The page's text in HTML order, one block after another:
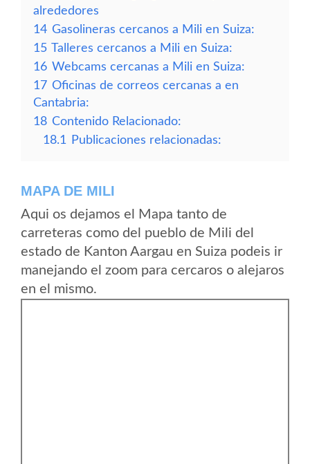
alrededores
14 Gasolineras cercanos a Mili en Suiza:
15 Talleres cercanos a Mili en Suiza:
16 Webcams cercanas a Mili en Suiza:
17 Oficinas de correos cercanas a en
Cantabria:
18 Contenido Relacionado:
18.1
Publicaciones relacionadas:
MAPA DE MILI
Aqui os dejamos el Mapa tanto de
carreteras como del pueblo de Mili del
estado de Kanton Aargau en Suiza podeis ir
manejando el zoom para cercaros o alejaros
en el mismo.